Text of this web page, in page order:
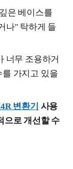
은 베이스를
나" 탁하게 들
너무 조용하거
가지고 있을
변환기 사용
으로 개선할 수